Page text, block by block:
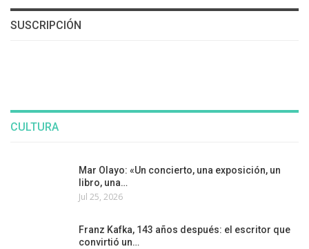
SUSCRIPCIÓN
CULTURA
Mar Olayo: «Un concierto, una exposición, un
libro, una…
Jul 25, 2026
Franz Kafka, 143 años después: el escritor que
convirtió un…